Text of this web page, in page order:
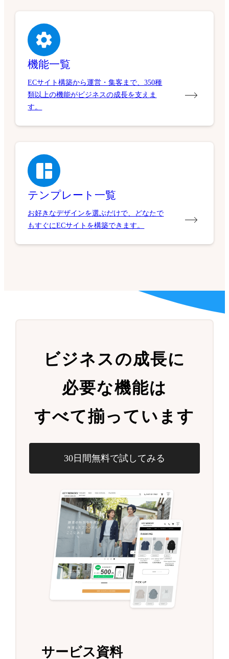
機能一覧
ECサイト構築から運営・集客まで、350種
類以上の機能がビジネスの成長を支えま
す。
テンプレート一覧
お好きなデザインを選ぶだけで、どなたで
もすぐにECサイトを構築できます。
ビジネスの成長に
必要な機能は
すべて揃っています
30日間無料で試してみる
サービス資料